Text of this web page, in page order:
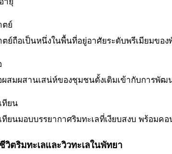
ตย์
ตย์ถือเป็นหนึ่งในพื้นที่อยู่อาศัยระดับพรีเมียมขอ
ผสมผสานเสน่ห์ของชุมชนดั้งเดิมเข้ากับการพั
ทียน
ทียนมอบบรรยากาศริมทะเลที่เงียบสงบ พร้อมค
วิตริมทะเลและวิวทะเลในพัทยา